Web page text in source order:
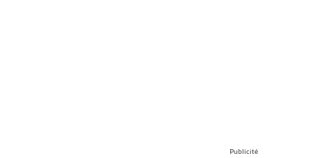
Publicité